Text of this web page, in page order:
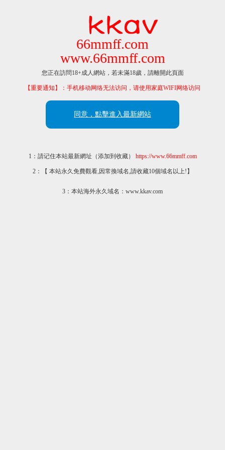
66mmff.com
www.66mmff.com
您正在訪問18+成人網站，若未滿18歲，請離開此頁面
【重要通知】：手机移动网络无法访问，请使用家庭WIFI网络访问
同意，點擊進入最新網站
1：請记住本站最新網址（添加到收藏） https://www.66mmff.com
2：【 本站永久免費觀看,因常換域名,請收藏10個域名以上!】
3：本站海外永久域名：www.kkav.com